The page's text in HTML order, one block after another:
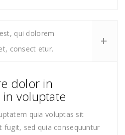
qui dolorem
consect etur.
dolor in
voluptate
quia voluptas sit
fugit, sed quia consequuntur